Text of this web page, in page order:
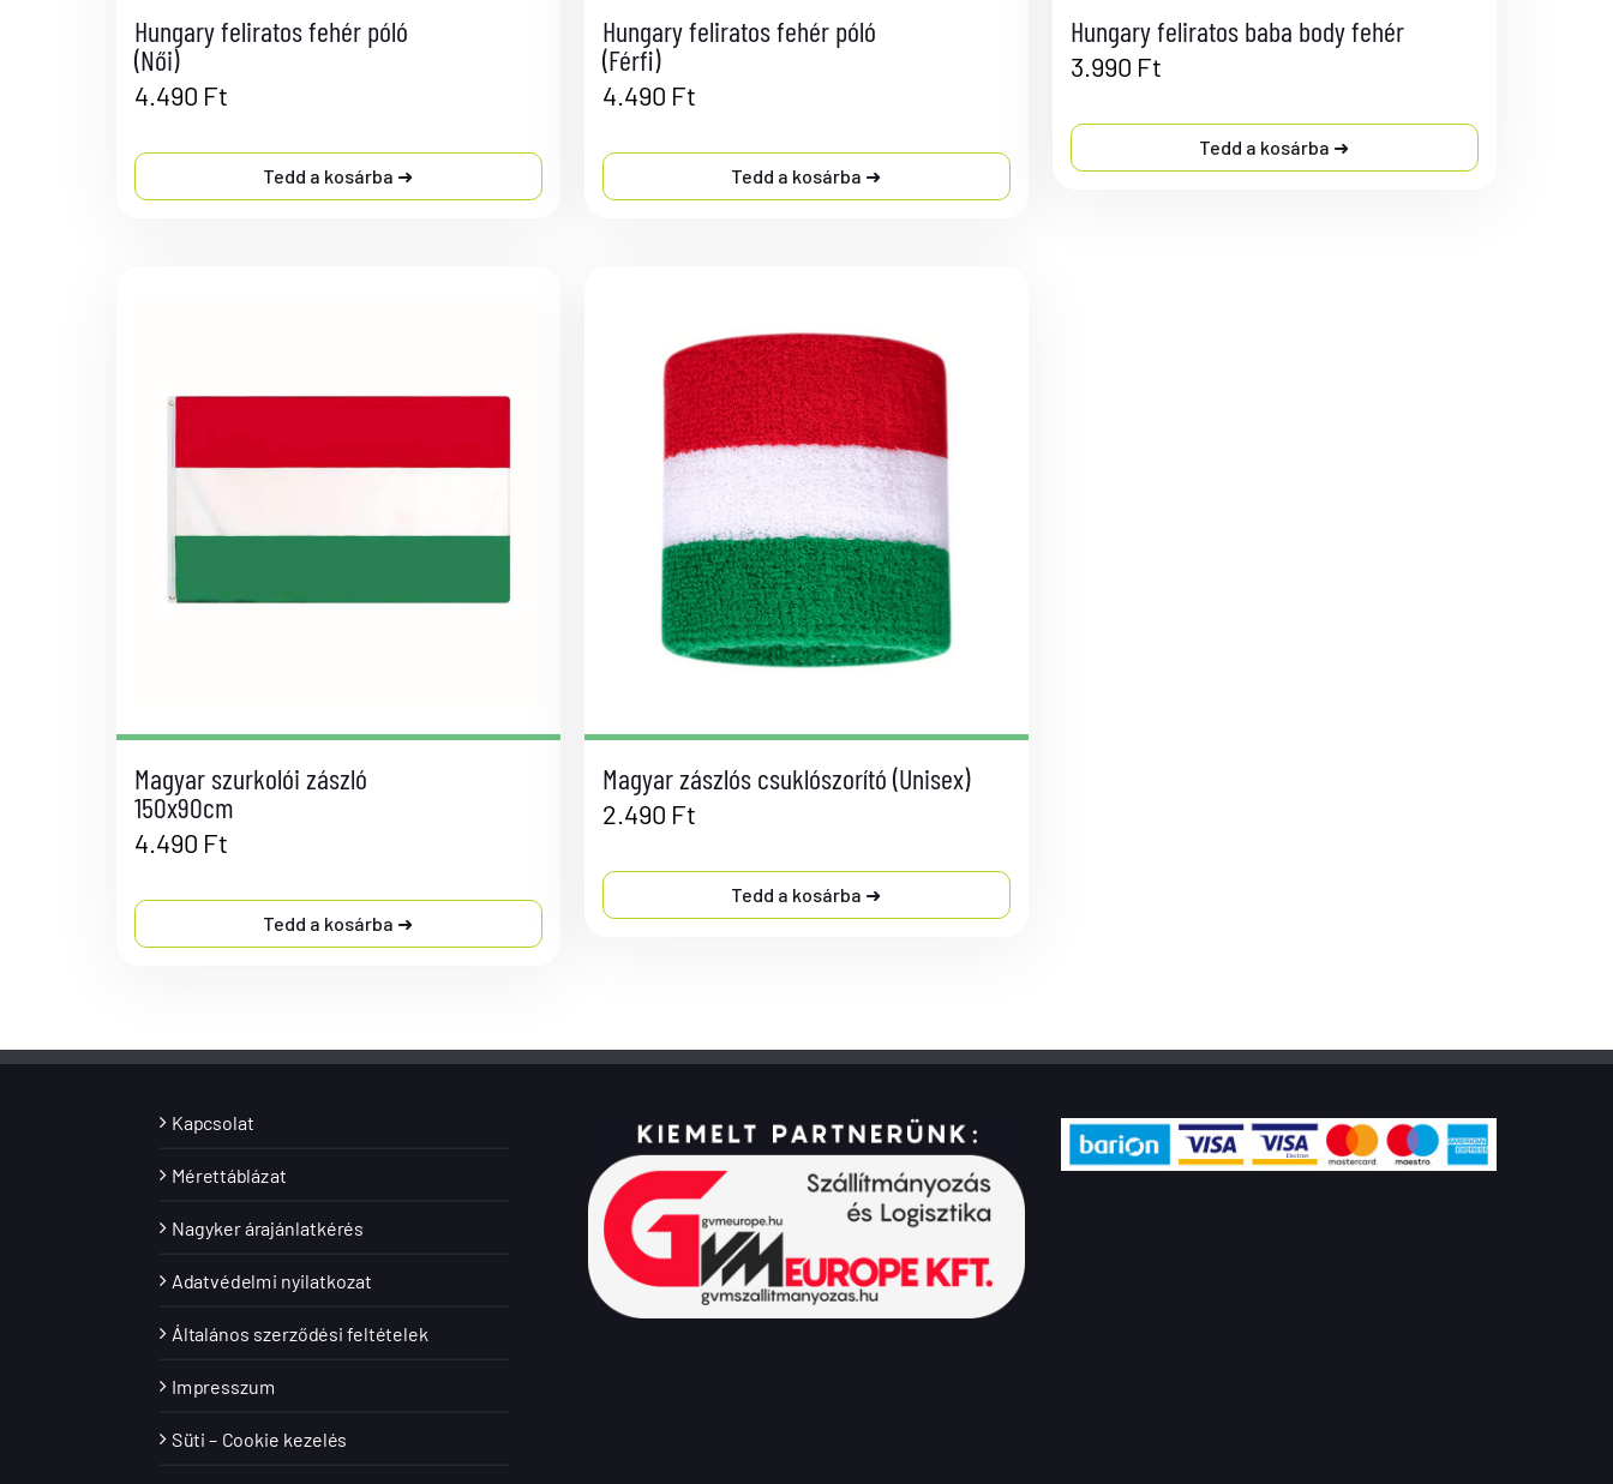
Hungary feliratos fehér póló
(Női)
4.490 Ft
Tedd a kosárba
Hungary feliratos fehér póló
(Férfi)
4.490 Ft
Tedd a kosárba
Hungary feliratos baba body fehér
3.990 Ft
Tedd a kosárba
Magyar szurkolói zászló
150x90cm
4.490 Ft
Tedd a kosárba
Magyar zászlós csuklószorító (Unisex)
2.490 Ft
Tedd a kosárba
Kapcsolat
Mérettáblázat
Nagyker árajánlatkérés
Adatvédelmi nyilatkozat
Általános szerződési feltételek
Impresszum
Süti – Cookie kezelés